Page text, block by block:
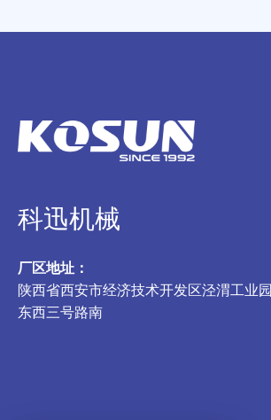
科迅机械
厂区地址：
陕西省西安市经济技术开发区泾渭工业园
东西三号路南